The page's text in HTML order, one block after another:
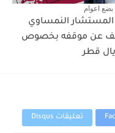
بضع اعوام
المستشار النمساوي
عن موقفه بخصوص
قطر
تعليقات Disqus